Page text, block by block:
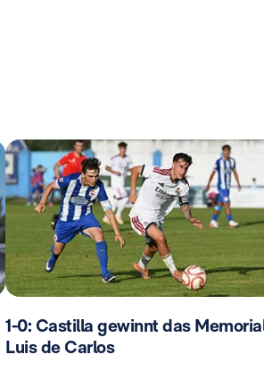
1-0: Castilla gewinnt das
Luis de Carlos